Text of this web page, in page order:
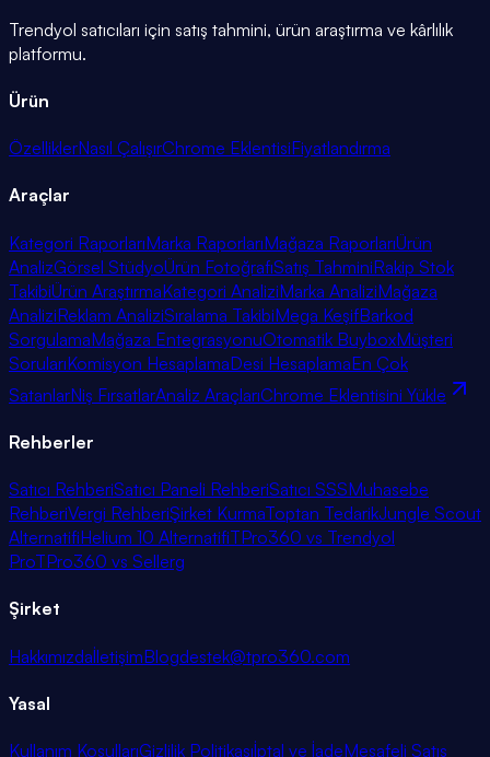
Trendyol satıcıları için satış tahmini, ürün araştırma ve kârlılık
platformu.
Ürün
ÖzelliklerNasıl ÇalışırChrome EklentisiFiyatlandırma
Araçlar
Kategori RaporlarıMarka RaporlarıMağaza RaporlarıÜrün
AnalizGörsel StüdyoÜrün FotoğrafıSatış TahminiRakip Stok
TakibiÜrün AraştırmaKategori AnaliziMarka AnaliziMağaza
AnaliziReklam AnaliziSıralama TakibiMega KeşifBarkod
SorgulamaMağaza EntegrasyonuOtomatik BuyboxMüşteri
SorularıKomisyon HesaplamaDesi HesaplamaEn Çok
SatanlarNiş FırsatlarAnaliz AraçlarıChrome Eklentisini Yükle
Rehberler
Satıcı RehberiSatıcı Paneli RehberiSatıcı SSSMuhasebe
RehberiVergi RehberiŞirket KurmaToptan TedarikJungle Scout
AlternatifiHelium 10 AlternatifiTPro360 vs Trendyol
ProTPro360 vs Sellerg
Şirket
HakkımızdaİletişimBlogdestek@tpro360.com
Yasal
Kullanım KoşullarıGizlilik Politikasıİptal ve İadeMesafeli Satış